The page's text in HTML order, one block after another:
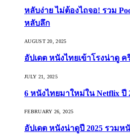
หลับง่าย ไม่ต้องไถจอ! รวม
หลับลึก
AUGUST 20, 2025
อัปเดต หนังไทยเข้าโรงน่าดู ค
JULY 21, 2025
6 หนังไทยมาใหม่ใน Netflix ปี
FEBRUARY 26, 2025
อัปเดต หนังน่าดูปี 2025 รวม